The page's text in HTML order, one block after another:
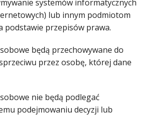
systemów informatycznych
lub innym podmiotom
podstawie przepisów prawa.
będą przechowywane do
przez osobę, której dane
nie będą podlegać
podejmowaniu decyzji lub